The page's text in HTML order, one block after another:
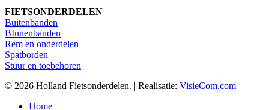
FIETSONDERDELEN
Buitenbanden
BInnenbanden
Rem en onderdelen
Spatborden
Stuur en toebehoren
© 2026 Holland Fietsonderdelen. | Realisatie: VisieCom.com
Close
Home